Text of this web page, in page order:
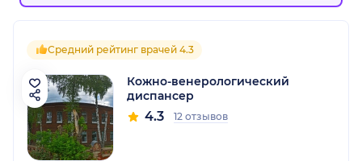
Средний рейтинг врачей 4.3
Кожно-венерологический
диспансер
4.3 12 отзывов